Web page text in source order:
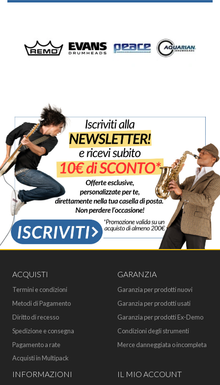
ACQUISTI
Termini e condizioni
Metodi di Pagamento
Diritto di recesso
Spedizione e consegna
Pagamento a rate
Acquisti in Multipack
GARANZIA
Garanzia per prodotti nuovi
Garanzia per prodotti usati
Garanzia per prodotti Ex-Demo
Condizioni degli strumenti
Merce danneggiata o incompleta
INFORMAZIONI IL MIO ACCOUNT